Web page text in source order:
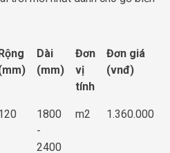
Dài
(mm)
Đơn
vị
tính
Đơn giá
(vnđ)
1800
-
2400
m2 1.360.000